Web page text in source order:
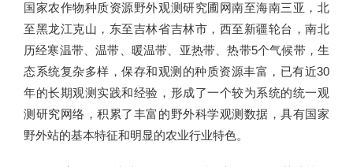
国家农作物种质资源野外观测研究圃网南至海南三亚，北
至黑龙江克山，东至吉林省吉林市，西至新疆轮台，南北
历经寒温带、温带、暖温带、亚热带、热带5个气候带，生
态系统复杂多样，保存和观测的种质资源丰富，已有近30
年的长期观测实践和经验，形成了一个较为系统的统一观
测研究网络，积累了丰富的野外科学观测数据，具有国家
野外站的基本特征和明显的农业行业特色。